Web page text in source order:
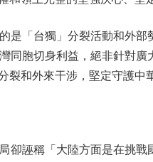
「台獨」分裂活動和外部
同胞切身利益，絕非針對
和外來干涉，堅定守護中
誣稱「大陸方面是在挑戰